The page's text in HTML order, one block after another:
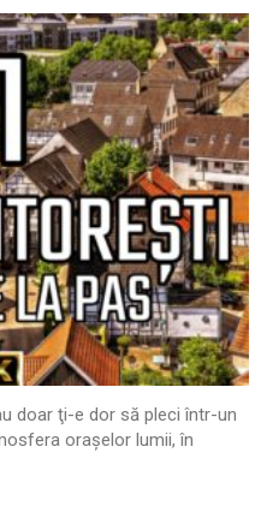
doar ţi-e dor să pleci într-un
oraşelor lumii, în